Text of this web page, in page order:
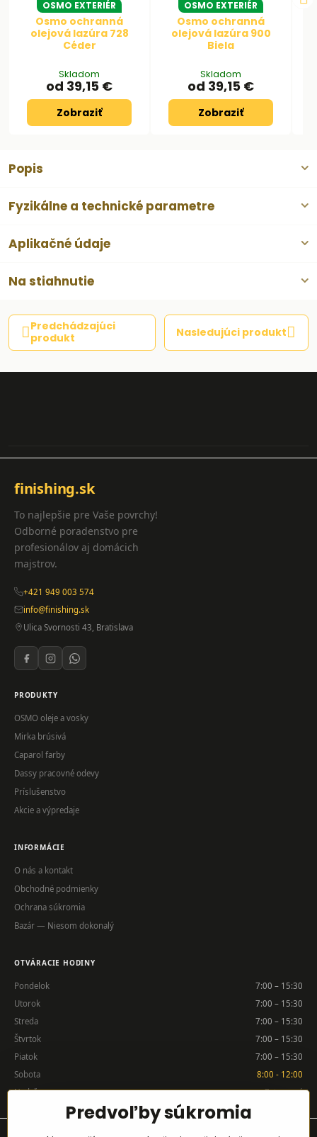
Popis
Fyzikálne a technické parametre
Aplikačné údaje
Na stiahnutie
Predchádzajúci
produkt
Nasledujúci produkt
OSMO EXTERIÉR
Osmo ochranná
olejová lazúra 728
Céder
Skladom
od 39,15 €
Zobraziť
OSMO EXTERIÉR
Osmo ochranná
olejová lazúra 900
Biela
Skladom
od 39,15 €
Zobraziť
finishing.sk
To najlepšie pre Vaše povrchy!
Odborné poradenstvo pre
profesionálov aj domácich
majstrov.
+421 949 003 574
info@finishing.sk
Ulica Svornosti 43, Bratislava
PRODUKTY
OSMO oleje a vosky
Mirka brúsivá
Caparol farby
Dassy pracovné odevy
Príslušenstvo
Akcie a výpredaje
INFORMÁCIE
O nás a kontakt
Obchodné podmienky
Ochrana súkromia
Bazár — Niesom dokonalý
OTVÁRACIE HODINY
Pondelok
7:00 – 15:30
Utorok
7:00 – 15:30
Streda
7:00 – 15:30
Štvrtok
7:00 – 15:30
Piatok
7:00 – 15:30
Sobota
8:00 - 12:00
Nedeľa
Zatvorené
Predvoľby súkromia